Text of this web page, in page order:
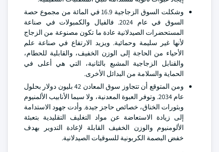
وشكلت السوق الزجاجية 16.9 في المائة من مجموع حصة
السوق في عام 2024. فالفيال والكمبولات في صناعة
المستحضرات الصيدلانية عادة ما تكون مصنوعة من الزجاج
لأنها غير سليمة وحمائية. ويزيد الارتفاع في صناعة علم
الأحياء من الحاجة إلى الوزن الخفيف، والقابلية للحطام،
والقنابل الزجاجية المشبع بالثانية، التي هي أعلى في
الحماية والسلامة من البدائل الأخرى.
ومن المتوقع أن تتجاوز سوق المعادن 42 بليون دولار بحلول
عام 2034. وتوفر العبوة المعدنية، ولا سيما الأنابيب الألمنيوم
وبثورات الخناق، خصائص حاجز جيدة. وأدت جهود الاستدامة
إلى زيادة الاستعاضة عن مواد التغليف التقليدية بتعبئة
الألومنيوم والوزن الخفيف القابلة لإعادة التدوير بهدف
خفض البصمة الكربونية للسوقيات الصيدلانية.